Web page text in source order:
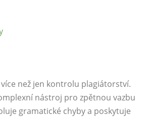
než jen kontrolu plagiátorství.
nástroj pro zpětnou vazbu
gramatické chyby a poskytuje